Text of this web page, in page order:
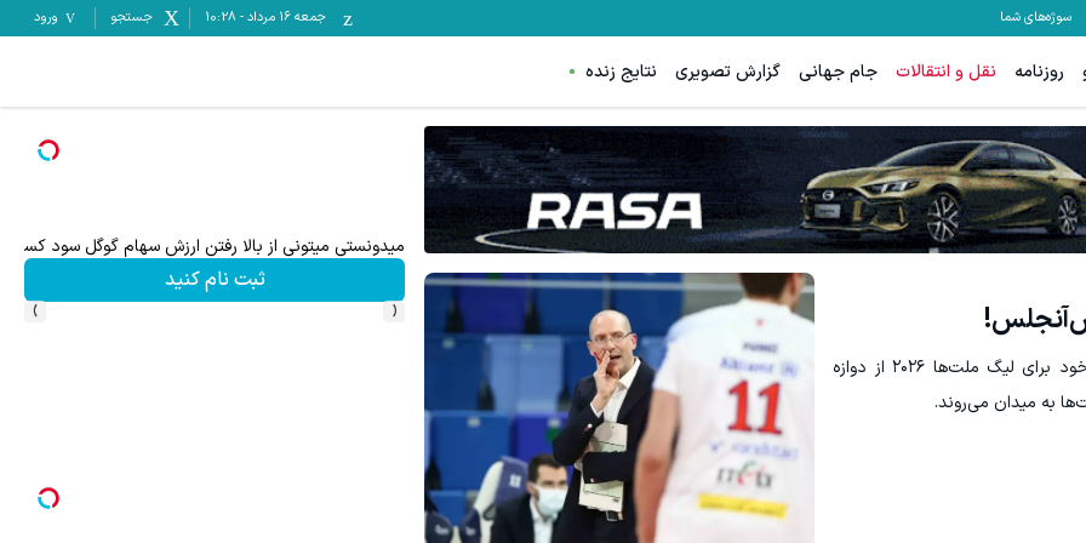
سوژه‌های شما جمعه ۱۶ مرداد -
10:28 جستجو ورود
روزنامه نقل و انتقالات جام جهانی گزارش تصویری نتایج زنده
سرمربی تیم ملی والیبال ایران در فهرست ۳۰ نفره خود برای لیگ ملت‌ها ۲۰۲۶ از دوازه
به میدان می‌روند.
ترید EURUSD با اسپرد از صفر پیپ
ثبت نام کنید
میدونستی میتونی از بالا رفتن ارزش سهام گوگل سود کسب
ثبت نام کنید
‹
›